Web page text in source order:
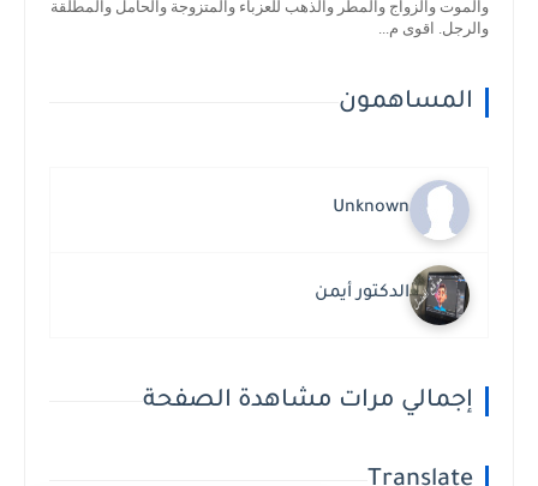
والموت والزواج والمطر والذهب للعزباء والمتزوجة والحامل والمطلقة
والرجل. اقوى م...
المساهمون
Unknown
الدكتور أيمن
إجمالي مرات مشاهدة الصفحة